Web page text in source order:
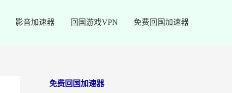
影音加速器 回国游戏VPN 免费回国加速器
免费回国加速器